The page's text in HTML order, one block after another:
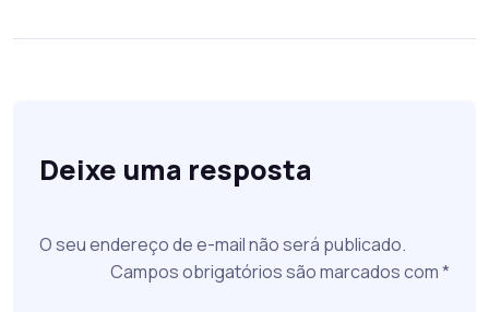
Deixe uma resposta
O seu endereço de e-mail não será publicado.
Campos obrigatórios são marcados com*